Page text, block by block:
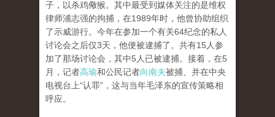
子，以杀鸡儆猴。其中最受到媒体关注的是维权
律师浦志强的拘捕，在1989年时，他曾协助组织
了示威游行。今年在参加一个有关64纪念的私人
讨论会之后仅3天，他便被逮捕了。共有15人参
加了那场讨论会，其中5人已被逮捕。接着，在5
月，记者高瑜和公民记者向南夫被捕、并在中央
电视台上“认罪”，这与当年毛泽东的宣传策略相
呼应。